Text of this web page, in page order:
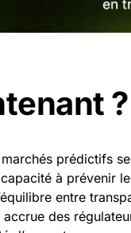
?
prédictifs
à prévenir
entre
accrue des